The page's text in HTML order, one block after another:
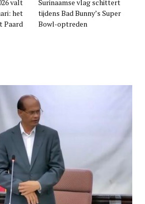
valt
het
Paard
Surinaamse vlag schittert
tijdens Bad Bunny’s Super
Bowl‑optreden